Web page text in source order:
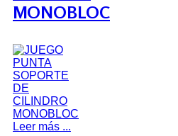
MONOBLOC
Leer más ...